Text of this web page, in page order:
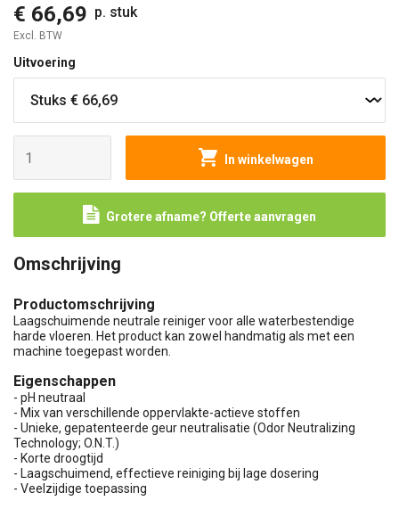
€ 66,69 p. stuk
Excl. BTW
Uitvoering
In winkelwagen
Grotere afname? Offerte aanvragen
Omschrijving
Productomschrijving
Laagschuimende neutrale reiniger voor alle waterbestendige
harde vloeren. Het product kan zowel handmatig als met een
machine toegepast worden.
Eigenschappen
- pH neutraal
- Mix van verschillende oppervlakte-actieve stoffen
- Unieke, gepatenteerde geur neutralisatie (Odor Neutralizing
Technology; O.N.T.)
- Korte droogtijd
- Laagschuimend, effectieve reiniging bij lage dosering
- Veelzijdige toepassing